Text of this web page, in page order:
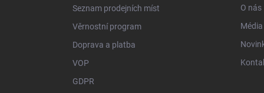
Seznam prodejních míst
Věrnostní program
Doprava a platba
VOP
GDPR
O nás